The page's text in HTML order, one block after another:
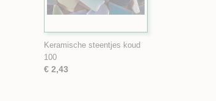
Keramische steentjes koud
100
€ 2,43